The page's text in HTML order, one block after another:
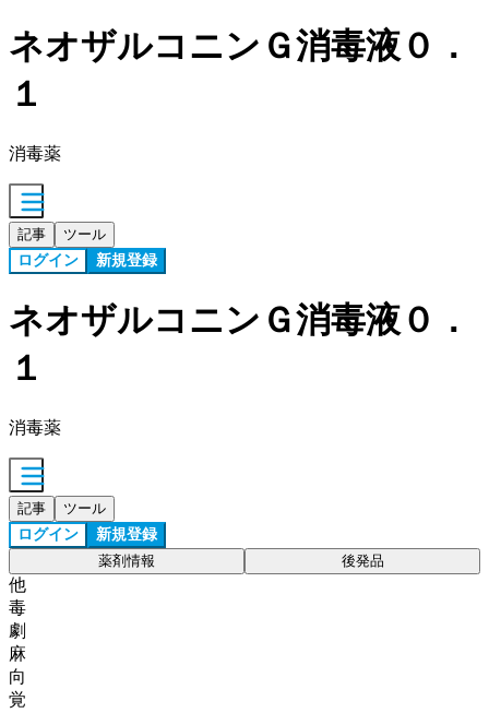
ネオザルコニンＧ消毒液０．
１
消毒薬
記事 ツール
ログイン 新規登録
ネオザルコニンＧ消毒液０．
１
消毒薬
記事 ツール
ログイン 新規登録
薬剤情報 後発品
他
毒
劇
麻
向
覚